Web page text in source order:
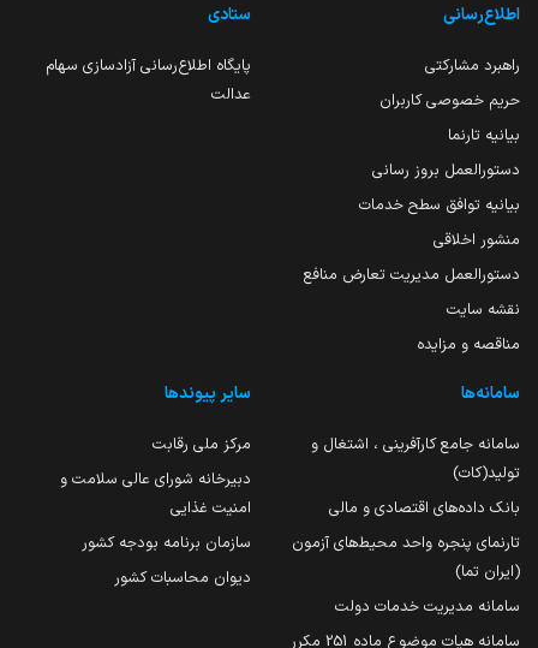
اطلاع‌رسانی
راهبرد مشارکتی
حریم خصوصی کاربران
بیانیه تارنما
دستورالعمل بروز رسانی
بیانیه توافق سطح خدمات
منشور اخلاقی
دستورالعمل مدیریت تعارض منافع
نقشه سایت
مناقصه و مزایده
ستادی
پایگاه اطلاع‌رسانی آزادسازی سهام
عدالت
سامانه‌ها
سامانه جامع کارآفرینی ، اشتغال و
تولید(کات)
بانک داده‌های اقتصادی و مالی
تارنمای پنجره واحد محیط‌های آزمون
(ایران تما)
سامانه مدیریت خدمات دولت
سامانه هیات موضوع ماده 251 مکرر
سایر پیوندها
مرکز ملی رقابت
دبیرخانه شورای عالی سلامت و
امنیت غذایی
سازمان برنامه بودجه کشور
دیوان محاسبات کشور